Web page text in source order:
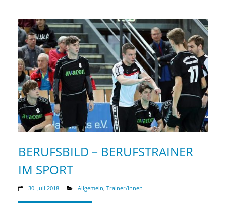
BERUFSBILD – BERUFSTRAINER
IM SPORT
30. Juli 2018 Allgemein, Trainer/innen